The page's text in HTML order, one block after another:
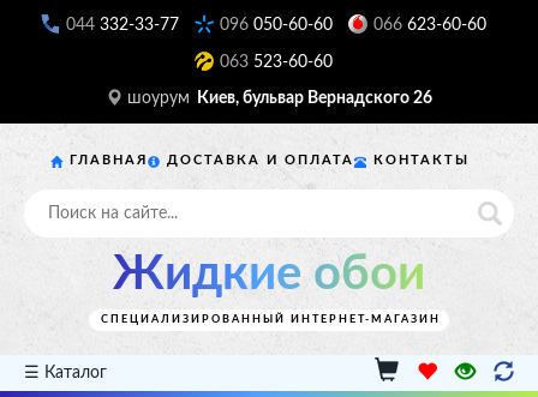
044 332-33-77 096 050-60-60 066 623-60-60
063 523-60-60
шоурум Киев, бульвар Вернадского 26
ГЛАВНАЯ ДОСТАВКА И ОПЛАТА КОНТАКТЫ
Жидкие обои
СПЕЦИАЛИЗИРОВАННЫЙ ИНТЕРНЕТ-МАГАЗИН
☰ Каталог